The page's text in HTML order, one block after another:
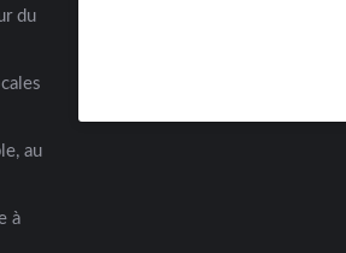
du
au
à